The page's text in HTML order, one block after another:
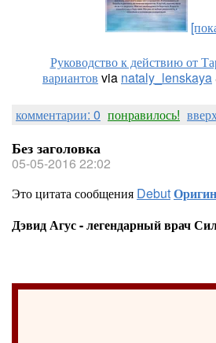
Руководство к действию от
вариантов via nataly_lenskaya
комментарии: 0 понравилось!
Без заголовка
05-05-2016 22:02
Это цитата сообщения Debut
Дэвид Агус - легендарный врач